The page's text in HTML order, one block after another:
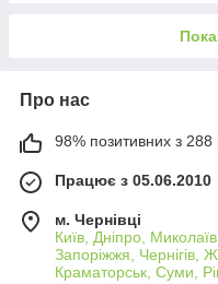
Про нас
98% позитивних з 288
Працює з 05.06.2010
м. Чернівці
Київ, Дніпро,
Запоріжжя, Чернігів,
Краматорськ, Суми,